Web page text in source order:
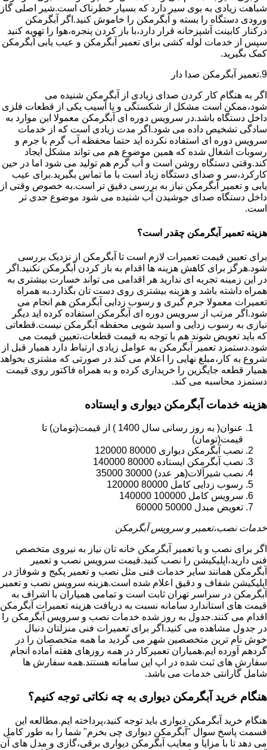
شباهت زیادی به بوی سیر دارد که بسیار خطرناک است.شیر اصلی گاز
ورودی دستگاه را بسته و آبگرمکن را خاموش کنید.اگر آبگرمکن
درکنار کابینت آشپزخانه قرار دارد،با باز کردن پنجره،هوا را تهویه کنید
سپس از خدمات لوله کشی برای تعمیر آبگرمکن و عیب یابی آبگرمکن
کمک بگیرید.
9.تعمیر آبگرمکن صدا دار
اگر به هنگام کار کردن صدای زیادی از آبگرمکن شنیده می
شود،ممکن است مشکل از شکستگی و یا آسیب یکی از قطعات فلزی
داخل دستگاه باشد.در سرویس دوره ای آبگرمکن معمولا این موارد به
سادگی تشخیص داده می شود.اگر مدت زیادی است که از خدمات
سرویس دوره ای استفاده نکرده اید حتما محفظه آب گرم با جرم و
رسوبات اشغال شده که همین موضوع هم می تواند مشکل ایجاد
کند.وقتی دستگاه روشن است و آب گرم هم تولید می شود اما در حین
کارکرد،سر و صدای دستگاه زیاد است با ما تماس بگیرید.برای عیب
یابی و تعمیر آبگرمکن نیاز به بررسی دقیق تر است.به خصوص وقتی از
داخل دستگاه صدای جوشیدن آب شنیده می شود موضوع جدی تر
است.
هزینه تعمیر آبگرمکن چقدر است؟
برای تعیین قیمت تعمیرات لازم است تا آبگرمکن از نزدیک بررسی
شود.هرگز برای کاهش هزینه ها اقدام به باز کردن آبگرمکن نکنید.اگر
در این زمینه تجربه ای ندارید هر اقدامی می تواند خسارت بیشتری به
همراه داشته باشد و هزینه بیشتری روی دست تان بگذارد.به همراه
تعمیرات معمولا جرم گیری و رسوب زدایی آبگرمکن هم انجام می
شود.اگر مرتب از سرویس دوره ای آبگرمکن استفاده کرده اید دیگر
نیازی به رسوب زدایی و اسید شویی محفظه آبگرمکن نیست.قطعاتی
که باید تعویض شوند هم با توجه به قیمت قطعات،تعیین قیمت می
شود.دستمزد تعمیر آبگرمکن به عوامل زیادی ارتباط دارد همیار قبل از
شروع به کار،مبلغ نهایی را اعلام می کند در صورتی که مشتری بخواهد
همیار قطعه جایگزین را خریداری کرده و به همراه فاکتور روی قیمت
دستمزد محاسبه می کند.
هزینه خدمات آبگرمکن دیواری و ایستاده
عنوان( به روز رسانی سال 1400 ) از قیمت(تومان) تا
قیمت(تومان)
نصب آبگرمکن دیواری 80000 120000
نصب آبگرمکن ایستاده 80000 140000
نصب شیرآلات(هر عدد) 30000 35000
رسوب زدایی کامل 80000 120000
سرویس کامل 100000 140000
تعویض مبدل 50000 60000
خدمات نصب،تعمیر و سرویس آبگرمکن
اگر برای نصب و یا تعمیر آبگرمکن خانه تان نیاز به نیروی متخصص
فنی دارید،اپلیکیشن را نصب کنید.قیمت سرویس نصب و تعمیر
آبگرمکن همانند سایر خدمات فنی مثل نصب و تعمیر پکیج و شوفاژ در
اپلیکیشن شفاف و دقیق اعلام شده است.هزینه سرویس نصب و تعمیر
آبگرمکن در سراسر تهران ثابت است و تمامی همیاران با اشراف به
قیمت های استاندارد سامانه نسبت به دریافت هزینه تعمیرات آبگرمکن
اقدام می کنند.جدول به روز شده خدمات نصب و سرویس آبگرمکن را
در جدول مشاهده می کنید.اگر برای تعمیرات فنی منزلتان دنبال
خوش نام ترین متخصصین شهر می گردید ما همه متخصصان را در
گردهم آورده ایم.همیاران تعمیرکار در همه روزهای هفته آماده انجام
سفارش های ثبت شده در اپ این سامانه هستند.همه سفارش ها
شامل گارانتی خدمات می باشد.
هنگام خرید آبگرمکن دیواری به چه نکاتی توجه کنیم؟
هنگام خرید آبگرمکن دیواری باید توجه کنید،پرداخته ایم.مطالعه این
قسمت پاسخ سوال "آبگرمکن دیواری چی بخرم" شما را به طور کامل
می دهد تا با مزایا و معایب آبگرمکن دیواری برقی،گازی و مدل های آن